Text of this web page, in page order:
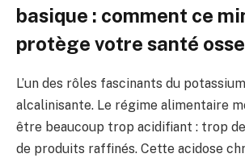
basique : comment ce
protège votre santé
L’un des rôles fascinants du
alcalinisante. Le régime alimentaire
être beaucoup trop acidifiant : trop de
de produits raffinés. Cette acidose